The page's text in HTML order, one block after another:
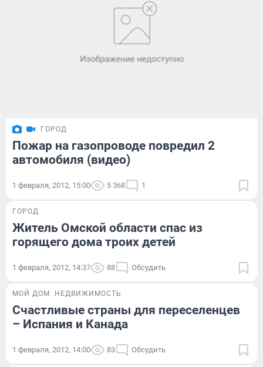
ГОРОД
Пожар на газопроводе повредил 2
автомобиля (видео)
1 февраля, 2012, 15:00 5 368 1
ГОРОД
Житель Омской области спас из
горящего дома троих детей
1 февраля, 2012, 14:37 88 Обсудить
МОЙ ДОМ НЕДВИЖИМОСТЬ
Счастливые страны для переселенцев
– Испания и Канада
1 февраля, 2012, 14:00 83 Обсудить